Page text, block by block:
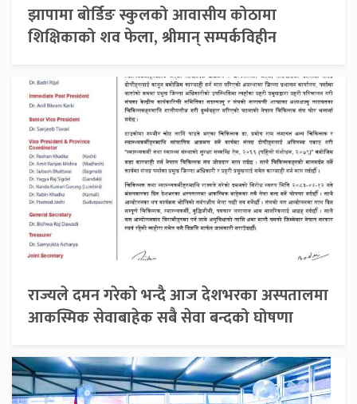
झापामा बोर्डिङ स्कुलको आवासीय कोठामा
शिक्षिकाको शव फेला, श्रीमान् सम्पर्कविहीन
राज्यले दमन गरेको भन्दै आज देशभरका अस्पतालमा
आकस्मिक सेवाबाहेक सबै सेवा बन्दको घोषणा